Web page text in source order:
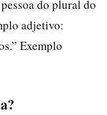
do plural do
adjetivo:
Exemplo